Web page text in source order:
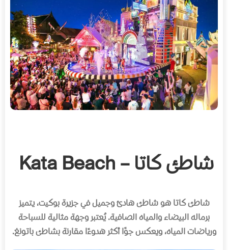
شاطئ كاتا – Kata Beach
شاطئ كاتا هو شاطئ هادئ وجميل في جزيرة بوكيت، يتميز
برماله البيضاء والمياه الصافية.يُعتبر وجهة مثالية للسباحة
ورياضات المياه، ويعكس جوًا أكثر هدوءًا مقارنة بشاطئ باتونغ.